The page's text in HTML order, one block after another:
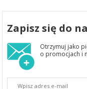
Zapisz się do
Otrzymuj jako
o promocjach i